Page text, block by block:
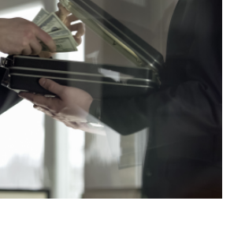
TWEET LINE EMAIL